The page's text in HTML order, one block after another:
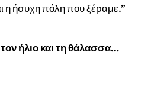
η ήσυχη πόλη που ξέραμε.”
ήλιο και τη θάλασσα…